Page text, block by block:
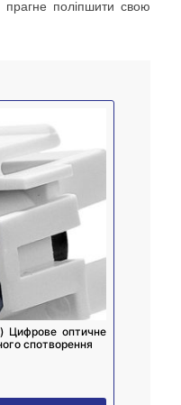
поліпшити свою
Цифрове оптичне
спотворення